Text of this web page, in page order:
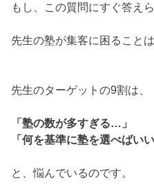
もし、この質問にすぐ答え
先生の塾が集客に困ること
先生のターゲットの9割は、
「塾の数が多すぎる…」
「何を基準に塾を選べばい
と、悩んでいるのです。